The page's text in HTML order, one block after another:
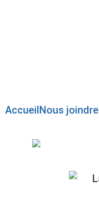
AccueilNous joindre